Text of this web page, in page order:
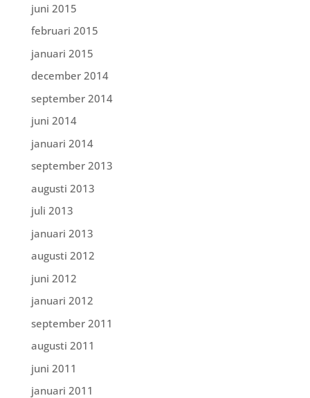
juni 2015
februari 2015
januari 2015
december 2014
september 2014
juni 2014
januari 2014
september 2013
augusti 2013
juli 2013
januari 2013
augusti 2012
juni 2012
januari 2012
september 2011
augusti 2011
juni 2011
januari 2011